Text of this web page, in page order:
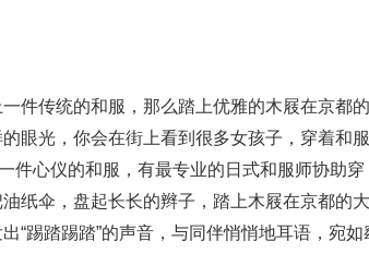
件传统的和服，那么踏上优雅的木屐在京都的
眼光，你会在街上看到很多女孩子，穿着和服
件心仪的和服，有最专业的日式和服师协助穿
纸伞，盘起长长的辫子，踏上木屐在京都的大
“踢踏踢踏”的声音，与同伴悄悄地耳语，宛如